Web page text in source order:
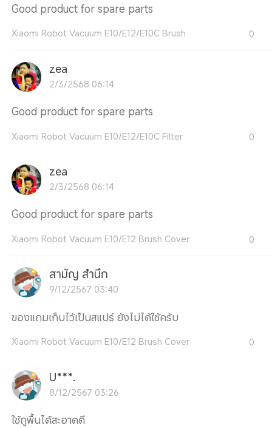
Good product for spare parts
Xiaomi Robot Vacuum E10/E12/E10C Brush 0
zea
2/3/2568 06:14
Good product for spare parts
Xiaomi Robot Vacuum E10/E12/E10C Filter 0
zea
2/3/2568 06:14
Good product for spare parts
Xiaomi Robot Vacuum E10/E12 Brush Cover 0
สามัญ สำนึก
9/12/2567 03:40
ของแถมเก็บไว้เป็นสแปร์ ยังไม่ได้ใช้ครับ
Xiaomi Robot Vacuum E10/E12 Brush Cover 0
U***.
8/12/2567 03:26
ใช้ถูพื้นได้สะอาดดี